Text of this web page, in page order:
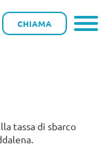
CHIAMA
tassa di sbarco